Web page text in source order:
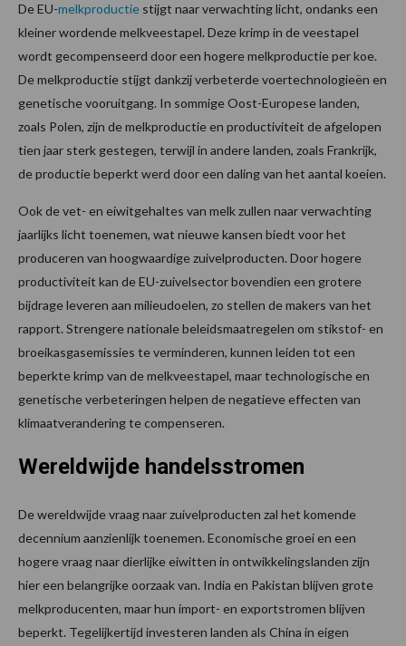
De EU-melkproductie stijgt naar verwachting licht, ondanks een
kleiner wordende melkveestapel. Deze krimp in de veestapel
wordt gecompenseerd door een hogere melkproductie per koe.
De melkproductie stijgt dankzij verbeterde voertechnologieën en
genetische vooruitgang. In sommige Oost-Europese landen,
zoals Polen, zijn de melkproductie en productiviteit de afgelopen
tien jaar sterk gestegen, terwijl in andere landen, zoals Frankrijk,
de productie beperkt werd door een daling van het aantal koeien.
Ook de vet- en eiwitgehaltes van melk zullen naar verwachting
jaarlijks licht toenemen, wat nieuwe kansen biedt voor het
produceren van hoogwaardige zuivelproducten. Door hogere
productiviteit kan de EU-zuivelsector bovendien een grotere
bijdrage leveren aan milieudoelen, zo stellen de makers van het
rapport. Strengere nationale beleidsmaatregelen om stikstof- en
broeikasgasemissies te verminderen, kunnen leiden tot een
beperkte krimp van de melkveestapel, maar technologische en
genetische verbeteringen helpen de negatieve effecten van
klimaatverandering te compenseren.
Wereldwijde handelsstromen
De wereldwijde vraag naar zuivelproducten zal het komende
decennium aanzienlijk toenemen. Economische groei en een
hogere vraag naar dierlijke eiwitten in ontwikkelingslanden zijn
hier een belangrijke oorzaak van. India en Pakistan blijven grote
melkproducenten, maar hun import- en exportstromen blijven
beperkt. Tegelijkertijd investeren landen als China in eigen